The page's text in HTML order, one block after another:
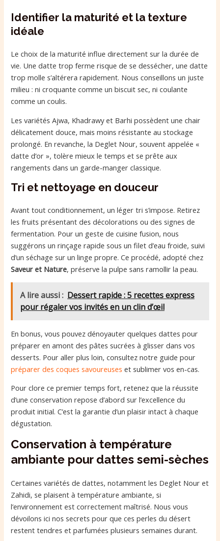
Identifier la maturité et la texture
idéale
Le choix de la maturité influe directement sur la durée de
vie. Une datte trop ferme risque de se dessécher, une datte
trop molle s’altérera rapidement. Nous conseillons un juste
milieu : ni croquante comme un biscuit sec, ni coulante
comme un coulis.
Les variétés Ajwa, Khadrawy et Barhi possèdent une chair
délicatement douce, mais moins résistante au stockage
prolongé. En revanche, la Deglet Nour, souvent appelée «
datte d’or », tolère mieux le temps et se prête aux
rangements dans un garde-manger classique.
Tri et nettoyage en douceur
Avant tout conditionnement, un léger tri s’impose. Retirez
les fruits présentant des décolorations ou des signes de
fermentation. Pour un geste de cuisine fusion, nous
suggérons un rinçage rapide sous un filet d’eau froide, suivi
d’un séchage sur un linge propre. Ce procédé, adopté chez
Saveur et Nature, préserve la pulpe sans ramollir la peau.
A lire aussi : Dessert rapide : 5 recettes express
pour régaler vos invités en un clin d’œil
En bonus, vous pouvez dénoyauter quelques dattes pour
préparer en amont des pâtes sucrées à glisser dans vos
desserts. Pour aller plus loin, consultez notre guide pour
préparer des coques savoureuses et sublimer vos en-cas.
Pour clore ce premier temps fort, retenez que la réussite
d’une conservation repose d’abord sur l’excellence du
produit initial. C’est la garantie d’un plaisir intact à chaque
dégustation.
Conservation à température
ambiante pour dattes semi-sèches
Certaines variétés de dattes, notamment les Deglet Nour et
Zahidi, se plaisent à température ambiante, si
l’environnement est correctement maîtrisé. Nous vous
dévoilons ici nos secrets pour que ces perles du désert
restent tendres et parfumées plusieurs semaines durant.